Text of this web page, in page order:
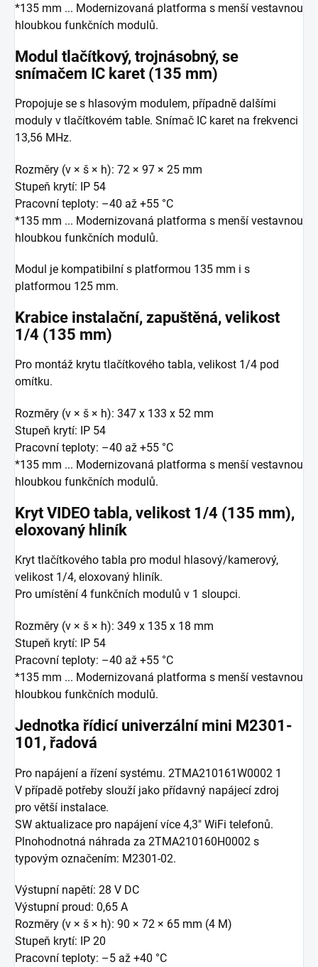
*135 mm ... Modernizovaná platforma s menší vestavnou
hloubkou funkčních modulů.
Modul tlačítkový, trojnásobný, se
snímačem IC karet (135 mm)
Propojuje se s hlasovým modulem, případně dalšími
moduly v tlačítkovém table. Snímač IC karet na frekvenci
13,56 MHz.
Rozměry (v × š × h): 72 × 97 × 25 mm
Stupeň krytí: IP 54
Pracovní teploty: –40 až +55 °C
*135 mm ... Modernizovaná platforma s menší vestavnou
hloubkou funkčních modulů.
Modul je kompatibilní s platformou 135 mm i s
platformou 125 mm.
Krabice instalační, zapuštěná, velikost
1/4 (135 mm)
Pro montáž krytu tlačítkového tabla, velikost 1/4 pod
omítku.
Rozměry (v × š × h): 347 x 133 x 52 mm
Stupeň krytí: IP 54
Pracovní teploty: –40 až +55 °C
*135 mm ... Modernizovaná platforma s menší vestavnou
hloubkou funkčních modulů.
Kryt VIDEO tabla, velikost 1/4 (135 mm),
eloxovaný hliník
Kryt tlačítkového tabla pro modul hlasový/kamerový,
velikost 1/4, eloxovaný hliník.
Pro umístění 4 funkčních modulů v 1 sloupci.
Rozměry (v × š × h): 349 x 135 x 18 mm
Stupeň krytí: IP 54
Pracovní teploty: –40 až +55 °C
*135 mm ... Modernizovaná platforma s menší vestavnou
hloubkou funkčních modulů.
Jednotka řídicí univerzální mini M2301-
101, řadová
Pro napájení a řízení systému. 2TMA210161W0002 1
V případě potřeby slouží jako přídavný napájecí zdroj
pro větší instalace.
SW aktualizace pro napájení více 4,3" WiFi telefonů.
Plnohodnotná náhrada za 2TMA210160H0002 s
typovým označením: M2301-02.
Výstupní napětí: 28 V DC
Výstupní proud: 0,65 A
Rozměry (v × š × h): 90 × 72 × 65 mm (4 M)
Stupeň krytí: IP 20
Pracovní teploty: –5 až +40 °C